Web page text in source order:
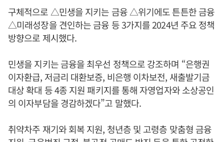
구체적으로 △민생을 지키는 금융 △위기에도 튼튼한 금융
△미래성장을 견인하는 금융 등 3가지를 2024년 주요 정책
방향으로 제시했다.
민생을 지키는 금융을 최우선 정책으로 강조하며 “은행권
이자환급, 저금리 대환보증, 비은행 이차보전, 새출발기금
대상 확대 등 4종 지원 패키지를 통해 자영업자와 소상공인
의 이자부담을 경감하겠다”고 말했다.
취약차주 재기와 회복 지원, 청년층 및 고령층 맞춤형 금융